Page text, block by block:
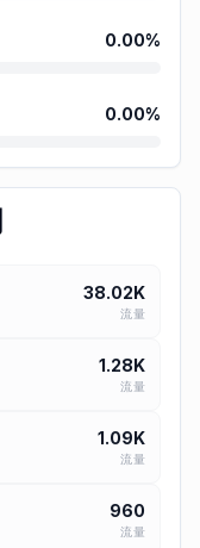
0.00%
0.00%
38.02K
流量
1.28K
流量
1.09K
流量
960
流量